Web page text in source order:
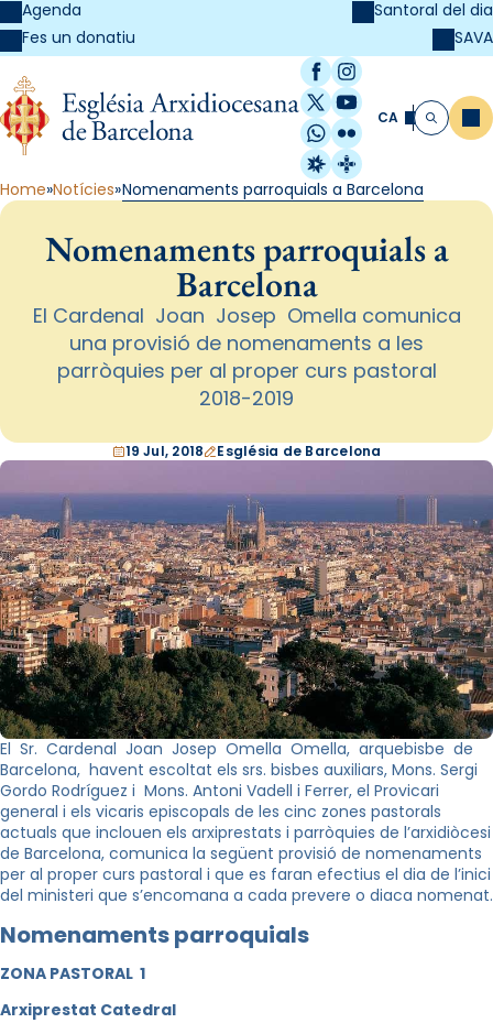
Agenda
Fes un donatiu
Santoral del dia
SAVA
Facebook
Instagram
X / Twitter
YouTube
WhatsApp
Flickr
Radio Estel
Catalunya
CA Cerca
Home Notícies Nomenaments parroquials a Barcelona
Nomenaments parroquials a
Barcelona
El Cardenal Joan Josep Omella comunica
una provisió de nomenaments a les
parròquies per al proper curs pastoral
2018-2019
19 Jul, 2018 Església de Barcelona
El Sr. Cardenal Joan Josep Omella Omella, arquebisbe de
Barcelona, havent escoltat els srs. bisbes auxiliars, Mons. Sergi
Gordo Rodríguez i Mons. Antoni Vadell i Ferrer, el Provicari
general i els vicaris episcopals de les cinc zones pastorals
actuals que inclouen els arxiprestats i parròquies de l’arxidiòcesi
de Barcelona, comunica la següent provisió de nomenaments
per al proper curs pastoral i que es faran efectius el dia de l’inici
del ministeri que s’encomana a cada prevere o diaca nomenat.
Nomenaments parroquials
ZONA PASTORAL 1
Arxiprestat Catedral